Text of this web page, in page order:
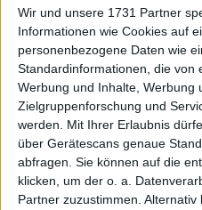
Wir und unsere 1731 Partner
Informationen wie Cookies auf
personenbezogene Daten wie
Standardinformationen, die von
Werbung und Inhalte, Werbung
Zielgruppenforschung und
werden.
Mit Ihrer Erlaubnis
über Gerätescans genaue
abfragen. Sie können auf die
klicken, um der o. a.
Partner zuzustimmen.
haben, nicht anzutreten
auf die bevorstehenden
Aryna Sabalenka führt
vor Iga Swiatek, die mit
Verfolgerin ist. Durch den
Gauff nun bei 7.863
Finals in Riad erneut
Anisimova auf Platz vier
fünf gibt es keine